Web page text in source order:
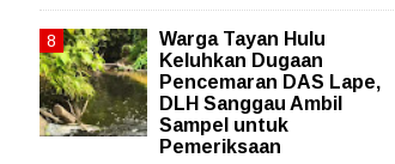
Warga Tayan Hulu
Keluhkan Dugaan
Pencemaran DAS Lape,
DLH Sanggau Ambil
Sampel untuk
Pemeriksaan